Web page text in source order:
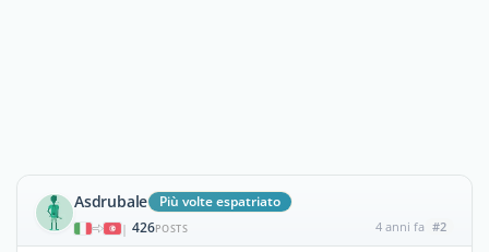
Asdrubale Più volte espatriato
| 426POSTS 4 anni fa #2